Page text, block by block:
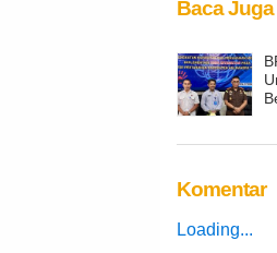
Baca Juga
Komentar
Loading...